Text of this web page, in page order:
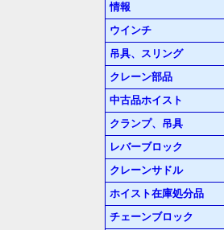
情報
ウインチ
吊具、スリング
クレーン部品
中古品ホイスト
クランプ、吊具
レバーブロック
クレーンサドル
ホイスト在庫処分品
チェーンブロック